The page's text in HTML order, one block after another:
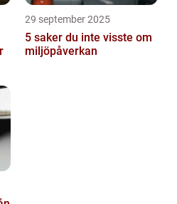
29 september 2025
5 saker du inte visste om
miljöpåverkan